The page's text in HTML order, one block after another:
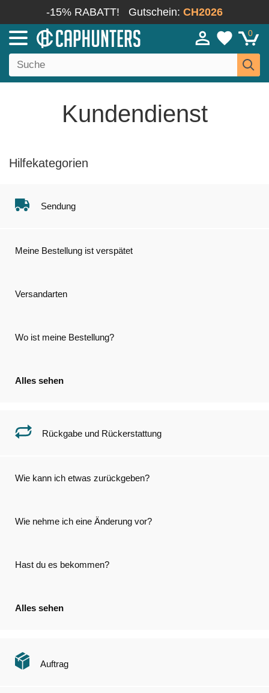
-15% RABATT! Gutschein: CH2026
0
Kundendienst
Hilfekategorien
Sendung
Meine Bestellung ist verspätet
Versandarten
Wo ist meine Bestellung?
Alles sehen
Rückgabe und Rückerstattung
Wie kann ich etwas zurückgeben?
Wie nehme ich eine Änderung vor?
Hast du es bekommen?
Alles sehen
Auftrag